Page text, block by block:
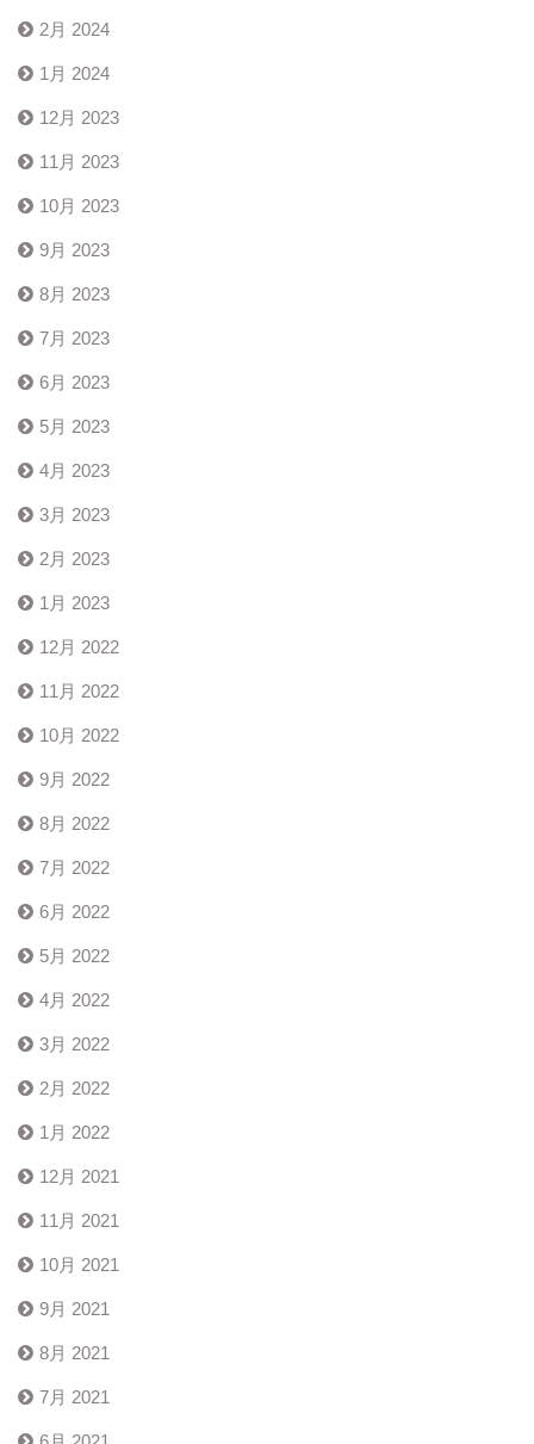
2月 2024
1月 2024
12月 2023
11月 2023
10月 2023
9月 2023
8月 2023
7月 2023
6月 2023
5月 2023
4月 2023
3月 2023
2月 2023
1月 2023
12月 2022
11月 2022
10月 2022
9月 2022
8月 2022
7月 2022
6月 2022
5月 2022
4月 2022
3月 2022
2月 2022
1月 2022
12月 2021
11月 2021
10月 2021
9月 2021
8月 2021
7月 2021